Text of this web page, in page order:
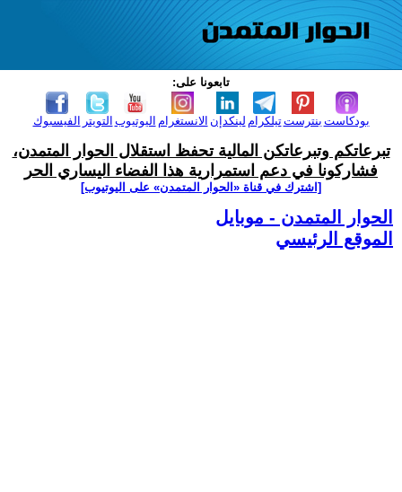
تابعونا على:
الفيسبوك التويتر اليوتيوب الانستغرام لينكدإن تيلكرامبنترست بودكاست
تبرعاتكم وتبرعاتكن المالية تحفظ استقلال الحوار المتمدن،
فشاركونا في دعم استمرارية هذا الفضاء اليساري الحر
[اشترك في قناة ‫«الحوار المتمدن» على اليوتيوب]
الحوار المتمدن - موبايل
الموقع الرئيسي